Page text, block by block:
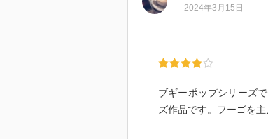
2024年3月15日
ブギーポップシリーズ
ズ作品です。フーゴを